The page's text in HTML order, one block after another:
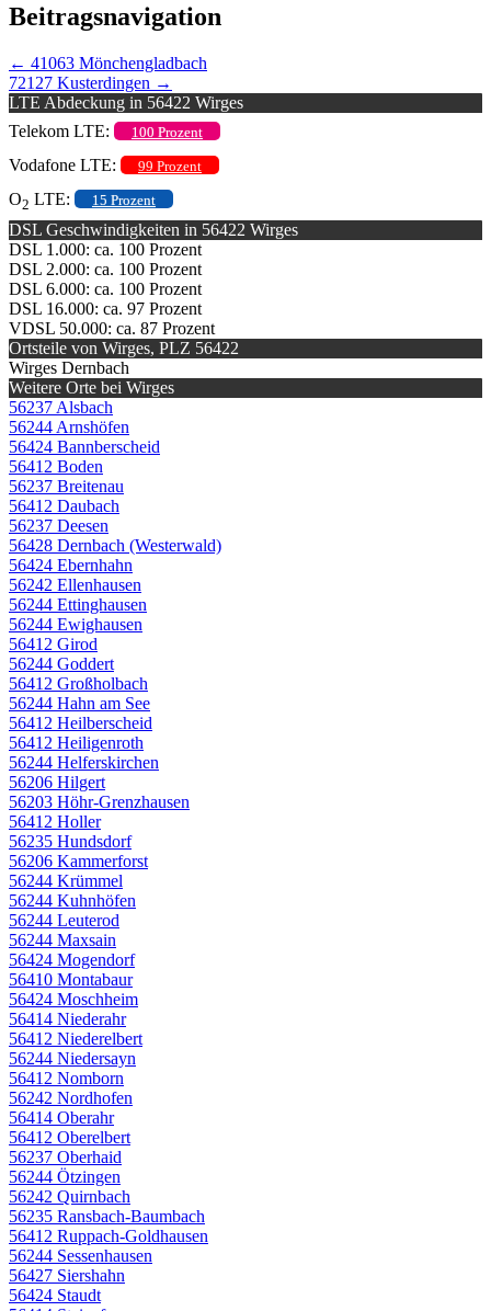
Beitragsnavigation
← 41063 Mönchengladbach
72127 Kusterdingen →
LTE Abdeckung in 56422 Wirges
Telekom LTE:
100 Prozent
Vodafone LTE: 99 Prozent
O2 LTE: 15 Prozent
DSL Geschwindigkeiten in 56422 Wirges
DSL 1.000: ca. 100 Prozent
DSL 2.000: ca. 100 Prozent
DSL 6.000: ca. 100 Prozent
DSL 16.000: ca. 97 Prozent
VDSL 50.000: ca. 87 Prozent
Ortsteile von Wirges, PLZ 56422
Wirges Dernbach
Weitere Orte bei Wirges
56237 Alsbach
56244 Arnshöfen
56424 Bannberscheid
56412 Boden
56237 Breitenau
56412 Daubach
56237 Deesen
56428 Dernbach (Westerwald)
56424 Ebernhahn
56242 Ellenhausen
56244 Ettinghausen
56244 Ewighausen
56412 Girod
56244 Goddert
56412 Großholbach
56244 Hahn am See
56412 Heilberscheid
56412 Heiligenroth
56244 Helferskirchen
56206 Hilgert
56203 Höhr-Grenzhausen
56412 Holler
56235 Hundsdorf
56206 Kammerforst
56244 Krümmel
56244 Kuhnhöfen
56244 Leuterod
56244 Maxsain
56424 Mogendorf
56410 Montabaur
56424 Moschheim
56414 Niederahr
56412 Niederelbert
56244 Niedersayn
56412 Nomborn
56242 Nordhofen
56414 Oberahr
56412 Oberelbert
56237 Oberhaid
56244 Ötzingen
56242 Quirnbach
56235 Ransbach-Baumbach
56412 Ruppach-Goldhausen
56244 Sessenhausen
56427 Siershahn
56424 Staudt